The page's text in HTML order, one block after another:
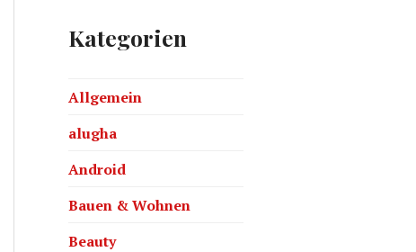
Kategorien
Allgemein
alugha
Android
Bauen & Wohnen
Beauty